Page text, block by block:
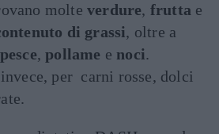
molte verdure, frutta e
di grassi, oltre a
pesce,pollame e noci.
per carni rosse, dolci